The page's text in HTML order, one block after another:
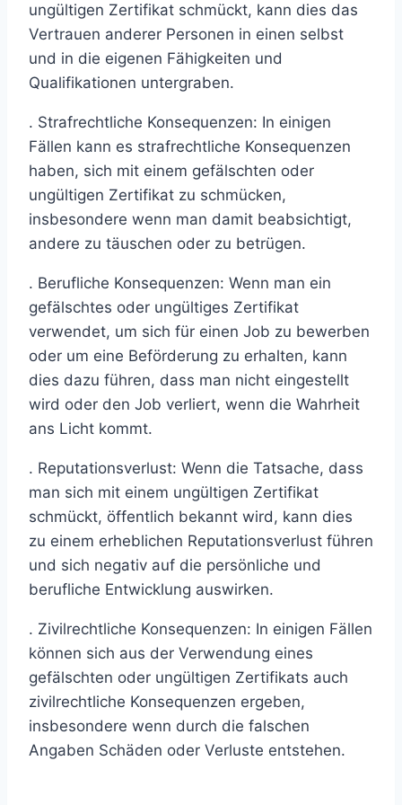
ungültigen Zertifikat schmückt, kann dies das
Vertrauen anderer Personen in einen selbst
und in die eigenen Fähigkeiten und
Qualifikationen untergraben.
. Strafrechtliche Konsequenzen: In einigen
Fällen kann es strafrechtliche Konsequenzen
haben, sich mit einem gefälschten oder
ungültigen Zertifikat zu schmücken,
insbesondere wenn man damit beabsichtigt,
andere zu täuschen oder zu betrügen.
. Berufliche Konsequenzen: Wenn man ein
gefälschtes oder ungültiges Zertifikat
verwendet, um sich für einen Job zu bewerben
oder um eine Beförderung zu erhalten, kann
dies dazu führen, dass man nicht eingestellt
wird oder den Job verliert, wenn die Wahrheit
ans Licht kommt.
. Reputationsverlust: Wenn die Tatsache, dass
man sich mit einem ungültigen Zertifikat
schmückt, öffentlich bekannt wird, kann dies
zu einem erheblichen Reputationsverlust führen
und sich negativ auf die persönliche und
berufliche Entwicklung auswirken.
. Zivilrechtliche Konsequenzen: In einigen Fällen
können sich aus der Verwendung eines
gefälschten oder ungültigen Zertifikats auch
zivilrechtliche Konsequenzen ergeben,
insbesondere wenn durch die falschen
Angaben Schäden oder Verluste entstehen.